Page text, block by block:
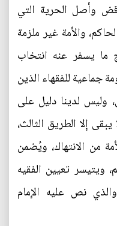
وأصل الحرية التي
والأمة غير ملزمة
ما يسفر عنه انتخاب
جماعية للفقهاء الذين
لدينا دليل على
إلا الطريق الثالث،
من الانتهاك، ويُضمن
ويتيسر تعيين الفقيه
نص عليه الإمام